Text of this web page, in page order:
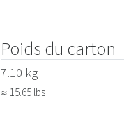
Poids du carton
7.10 kg
≈ 15.65 lbs